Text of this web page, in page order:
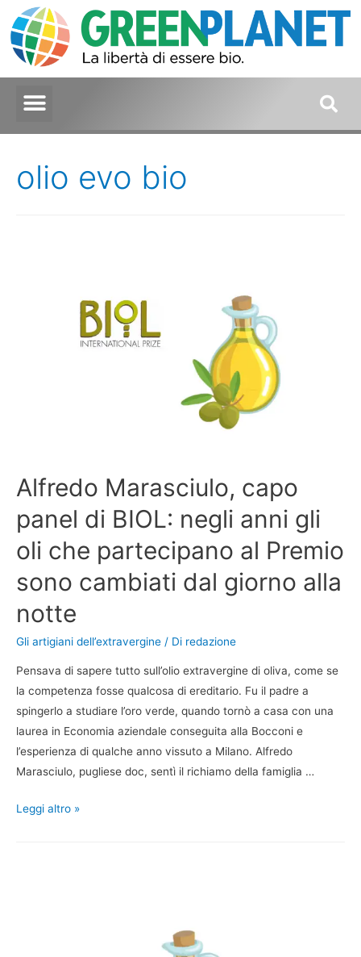
olio evo bio
Alfredo Marasciulo, capo
panel di BIOL: negli anni gli
oli che partecipano al Premio
sono cambiati dal giorno alla
notte
Gli artigiani dell’extravergine / Di redazione
Pensava di sapere tutto sull’olio extravergine di oliva, come se
la competenza fosse qualcosa di ereditario. Fu il padre a
spingerlo a studiare l’oro verde, quando tornò a casa con una
laurea in Economia aziendale conseguita alla Bocconi e
l’esperienza di qualche anno vissuto a Milano. Alfredo
Marasciulo, pugliese doc, sentì il richiamo della famiglia …
Leggi altro »